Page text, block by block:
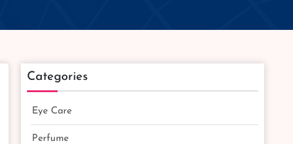
Categories
Eye Care
Perfume